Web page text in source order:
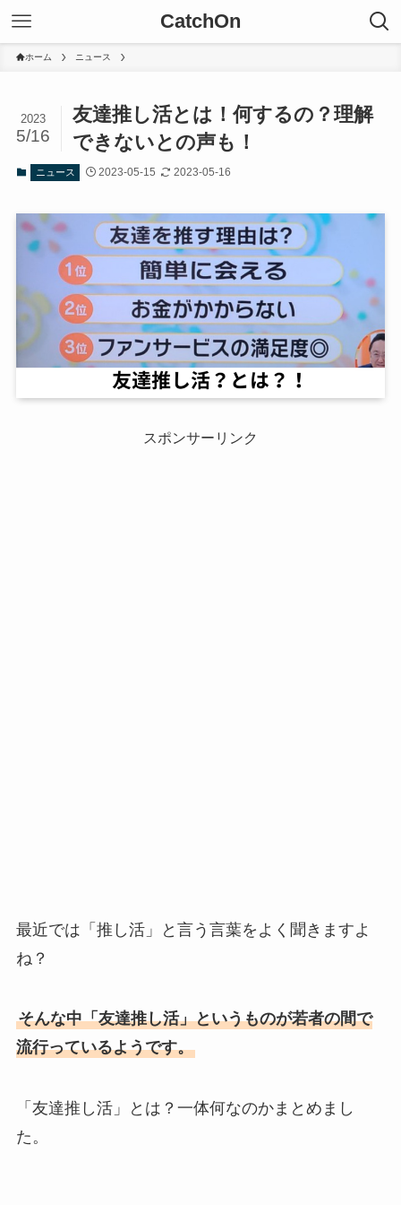
CatchOn
ホーム ニュース
友達推し活とは！何するの？理解
できないとの声も！
2023
5/16
ニュース 2023-05-15 2023-05-16
スポンサーリンク
最近では「推し活」と言う言葉をよく聞きますよ
ね？
そんな中「友達推し活」というものが若者の間で
流行っているようです。
「友達推し活」とは？一体何なのかまとめまし
た。